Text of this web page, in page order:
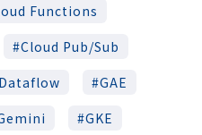
Functions
Cloud Pub/Sub
Dataflow
GAE
GKE